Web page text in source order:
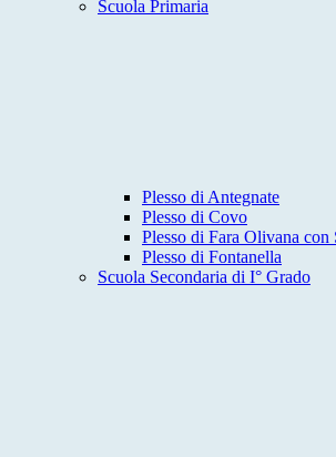
Scuola Primaria
Plesso di Antegnate
Plesso di Covo
Plesso di Fara Olivana con
Plesso di Fontanella
Scuola Secondaria di I° Grado